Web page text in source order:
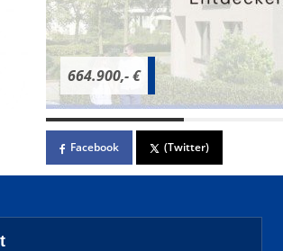
664.900,- €
Facebook (Twitter)